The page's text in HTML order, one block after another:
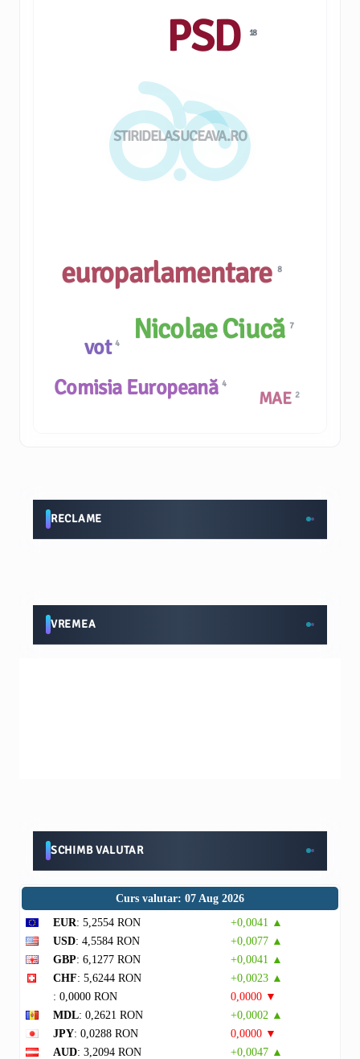
STIRIDELASUCEAVA.RO
MAE 2
europarlamentare 8
vot4
Comisia Europeană4
Nicolae Ciucă7
PSD 18
RECLAME
VREMEA
SCHIMB VALUTAR
Curs valutar: 07 Aug 2026
EUR: 5,2554 RON
+0,0041 ▲
USD: 4,5584 RON
+0,0077 ▲
GBP: 6,1277 RON
+0,0041 ▲
CHF: 5,6244 RON
+0,0023 ▲
: 0,0000 RON
0,0000 ▼
MDL: 0,2621 RON
+0,0002 ▲
JPY: 0,0288 RON
0,0000 ▼
AUD: 3,2094 RON
+0,0047 ▲